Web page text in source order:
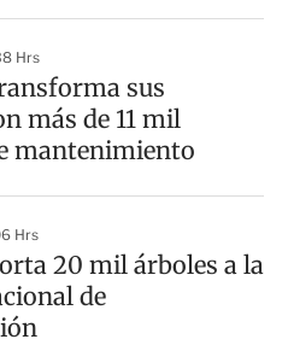
Hrs
sus
más de 11 mil
mantenimiento
Hrs
20 mil árboles a la
de